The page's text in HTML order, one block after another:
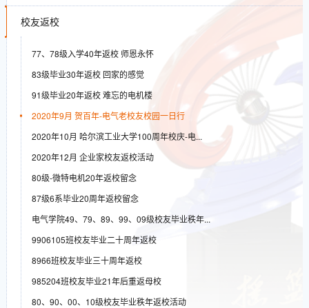
校友返校
77、78级入学40年返校 师恩永怀
83级毕业30年返校 回家的感觉
91级毕业20年返校 难忘的电机楼
2020年9月 贺百年-电气老校友校园一日行
2020年10月 哈尔滨工业大学100周年校庆-电...
2020年12月 企业家校友返校活动
80级-微特电机20年返校留念
87级6系毕业20周年返校留念
电气学院49、79、89、99、09级校友毕业秩年...
9906105班校友毕业二十周年返校
8966班校友毕业三十周年返校
985204班校友毕业21年后重返母校
80、90、00、10级校友毕业秩年返校活动